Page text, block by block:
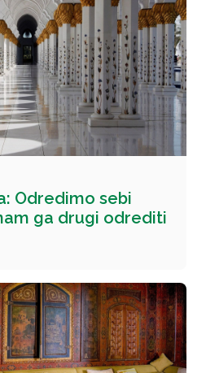
Odredimo sebi
ga drugi odrediti